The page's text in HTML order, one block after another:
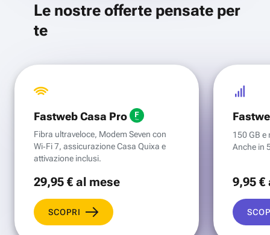
Le nostre offerte pensate per
te
Fastweb Casa Pro
Fibra ultraveloce, Modem Seven con
Wi‑Fi 7, assicurazione Casa Quixa e
attivazione inclusi.
29,95 €al mese
SCOPRI
150 GB e
Anche in
9,95 €